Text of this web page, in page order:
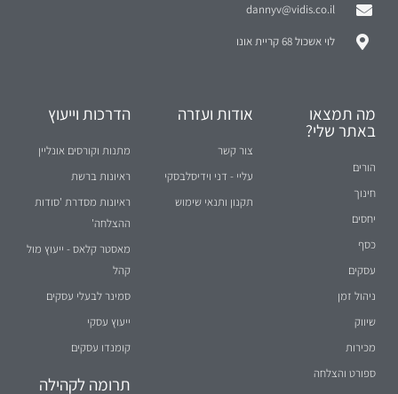
dannyv@vidis.co.il
לוי אשכול 68 קריית אונו
מה תמצאו
באתר שלי?
הורים
חינוך
יחסים
כסף
עסקים
ניהול זמן
שיווק
מכירות
ספורט והצלחה
אודות ועזרה
צור קשר
עליי - דני וידיסלבסקי
תקנון ותנאי שימוש
הדרכות וייעוץ
מתנות וקורסים אונליין
ראיונות ברשת
ראיונות מסדרת 'סודות
ההצלחה'
מאסטר קלאס - ייעוץ מול
קהל
סמינר לבעלי עסקים
ייעוץ עסקי
קומנדו עסקים
תרומה לקהילה